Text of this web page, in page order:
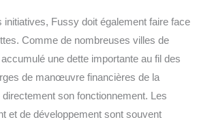
initiatives, Fussy doit également faire face
Comme de nombreuses villes de
une dette importante au fil des
de manœuvre financières de la
son fonctionnement. Les
et de développement sont souvent